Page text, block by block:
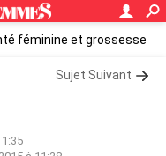
féminine et grossesse
Sujet Suivant